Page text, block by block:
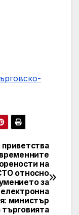
временните
на
относно
за
електронна
министър
търговията